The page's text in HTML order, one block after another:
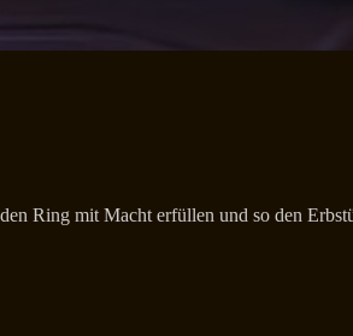
Ring mit Macht erfüllen und so den